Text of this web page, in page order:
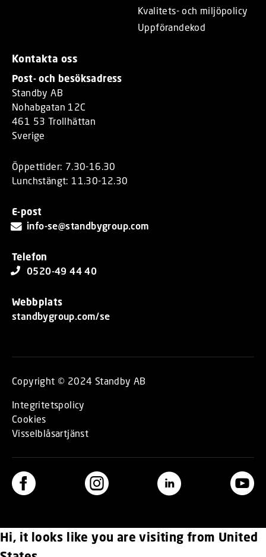
Kvalitets- och miljöpolicy
Uppförandekod
Kontakta oss
Post- och besöksadress
Standby AB
Nohabgatan 12C
461 53 Trollhättan
Sverige
Öppettider: 7.30-16.30
Lunchstängt: 11.30-12.30
E-post
info-se@standbygroup.com
Telefon
0520-49 44 40
Webbplats
standbygroup.com/se
Copyright © 2024 Standby AB
Integritetspolicy
Cookies
Visselblåsartjänst
Hi, it looks like you are visiting from United